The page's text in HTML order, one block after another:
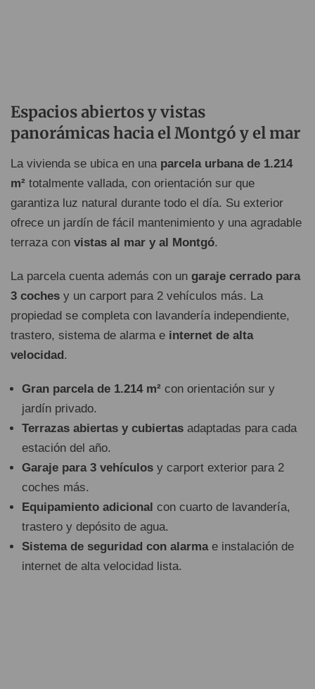
Espacios abiertos y vistas
panorámicas hacia el Montgó y el mar
La vivienda se ubica en una parcela urbana de 1.214
m² totalmente vallada, con orientación sur que
garantiza luz natural durante todo el día. Su exterior
ofrece un jardín de fácil mantenimiento y una agradable
terraza con vistas al mar y al Montgó.
La parcela cuenta además con un garaje cerrado para
3 coches y un carport para 2 vehículos más. La
propiedad se completa con lavandería independiente,
trastero, sistema de alarma e internet de alta
velocidad.
Gran parcela de 1.214 m² con orientación sur y
jardín privado.
Terrazas abiertas y cubiertas adaptadas para cada
estación del año.
Garaje para 3 vehículos y carport exterior para 2
coches más.
Equipamiento adicional con cuarto de lavandería,
trastero y depósito de agua.
Sistema de seguridad con alarmae instalación de
internet de alta velocidad lista.